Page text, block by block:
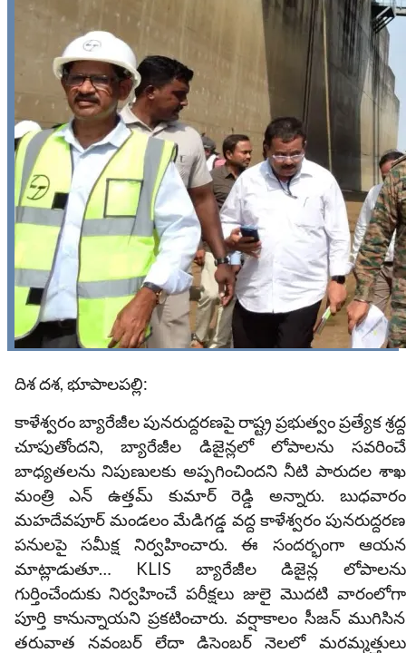
దిశ దశ, భూపాలపల్లి:
కాళేశ్వరం బ్యారేజీల పునరుద్దరణపై రాష్ట్ర ప్రభుత్వం ప్రత్యేక శ్రద్ద
చూపుతోందని, బ్యారేజీల డిజైన్లలో లోపాలను సవరించే
బాధ్యతలను నిపుణులకు అప్పగించిందని నీటి పారుదల శాఖ
మంత్రి ఎన్ ఉత్తమ్ కుమార్ రెడ్డి అన్నారు. బుధవారం
మహదేవపూర్ మండలం మేడిగడ్డ వద్ద కాళేశ్వరం పునరుద్దరణ
పనులపై సమీక్ష నిర్వహించారు. ఈ సందర్భంగా ఆయన
మాట్లాడుతూ… KLIS బ్యారేజీల డిజైన్ల లోపాలను
గుర్తించేందుకు నిర్వహించే పరీక్షలు జులై మొదటి వారంలోగా
పూర్తి కానున్నాయని ప్రకటించారు. వర్షాకాలం సీజన్ ముగిసిన
తరువాత నవంబర్ లేదా డిసెంబర్ నెలలో మరమ్మత్తులు